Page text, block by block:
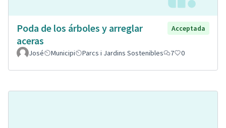
Poda de los árboles y arreglar
aceras
Acceptada
José Municipi Parcs i Jardins Sostenibles 7 0